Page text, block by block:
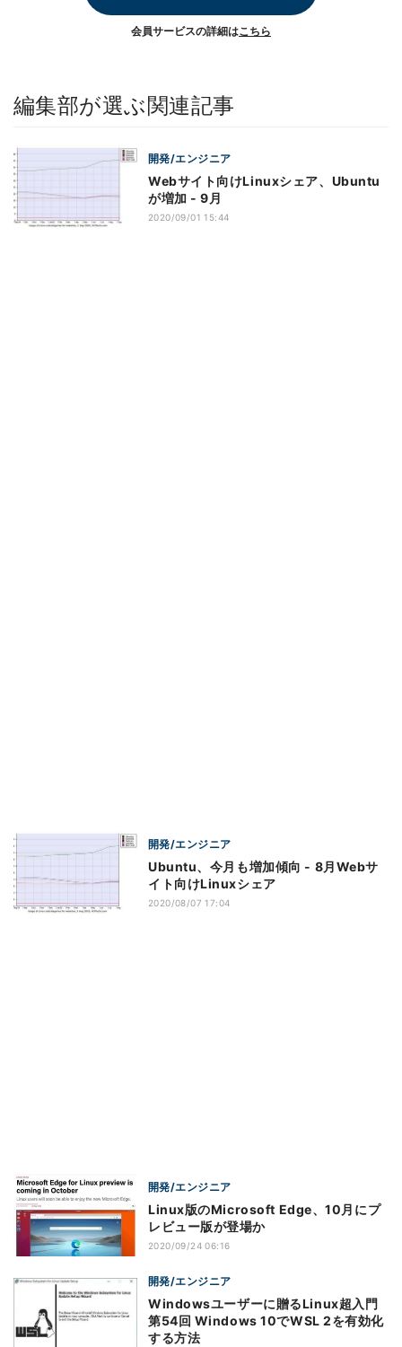
会員サービスの詳細はこちら
編集部が選ぶ関連記事
開発/エンジニア
Webサイト向けLinuxシェア、Ubuntu
が増加 - 9月
2020/09/01 15:44
開発/エンジニア
Ubuntu、今月も増加傾向 - 8月Webサ
イト向けLinuxシェア
2020/08/07 17:04
開発/エンジニア
Linux版のMicrosoft Edge、10月にプ
レビュー版が登場か
2020/09/24 06:16
開発/エンジニア
Windowsユーザーに贈るLinux超入門
第54回 Windows 10でWSL 2を有効化
する方法